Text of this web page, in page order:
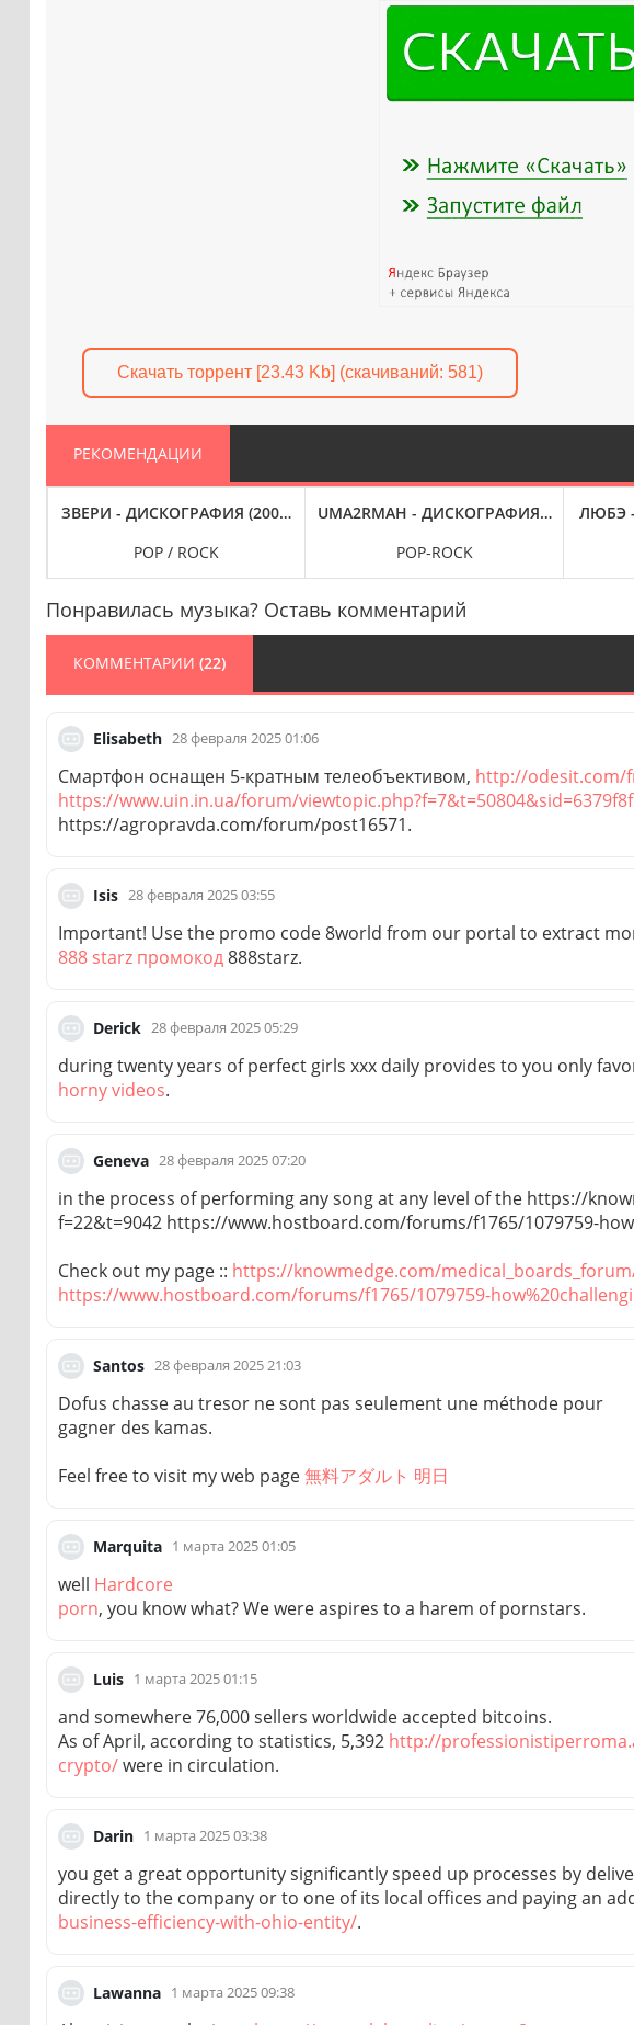
Скачать торрент [23.43 Kb] (cкачиваний: 581)
РЕКОМЕНДАЦИИ
(2012-2016)
ЗВЕРИ - ДИСКОГРАФИЯ (2003-2013)
POP / ROCK
UMA2RMAH - ДИСКОГРАФИЯ (2004-2016)
POP-ROCK
ЛЮБЭ
Понравилась музыка? Оставь комментарий
КОММЕНТАРИИ (22)
Elisabeth 28 февраля 2025 01:06
Смартфон оснащен 5-кратным телеобъективом, http://odesit.com/
https://www.uin.in.ua/forum/
https://agropravda.com/forum/post16571.
Isis 28 февраля 2025 03:55
Important! Use the promo code 8world from our portal to extract
888 starz промокод888starz.
Derick 28 февраля 2025 05:29
during twenty years of perfect girls xxx daily provides to you only
horny videos.
Geneva 28 февраля 2025 07:20
in the process of performing any song at any level of the https://
f=22&t=9042 https://www.hostboard.com/forums/f1765/1079759-
Check out my page :: https://knowmedge.com/
https://www.hostboard.com/forums/f1765/1079759-
Santos 28 февраля 2025 21:03
Dofus chasse au tresor ne sont pas seulement une méthode pour
gagner des kamas.
Feel free to visit my web page無料アダルト 明日
Marquita 1 марта 2025 01:05
well Hardcore
porn, you know what? We were aspires to a harem of pornstars.
Luis 1 марта 2025 01:15
and somewhere 76,000 sellers worldwide accepted bitcoins.
As of April, according to statistics, 5,392 http://
crypto/were in circulation.
Darin 1 марта 2025 03:38
you get a great opportunity significantly speed up processes by
directly to the company or to one of its local offices and paying an
business-efficiency-with-ohio-entity/.
Lawanna 1 марта 2025 09:38